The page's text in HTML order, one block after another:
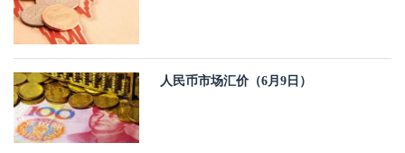
人民币市场汇价（6月9日）